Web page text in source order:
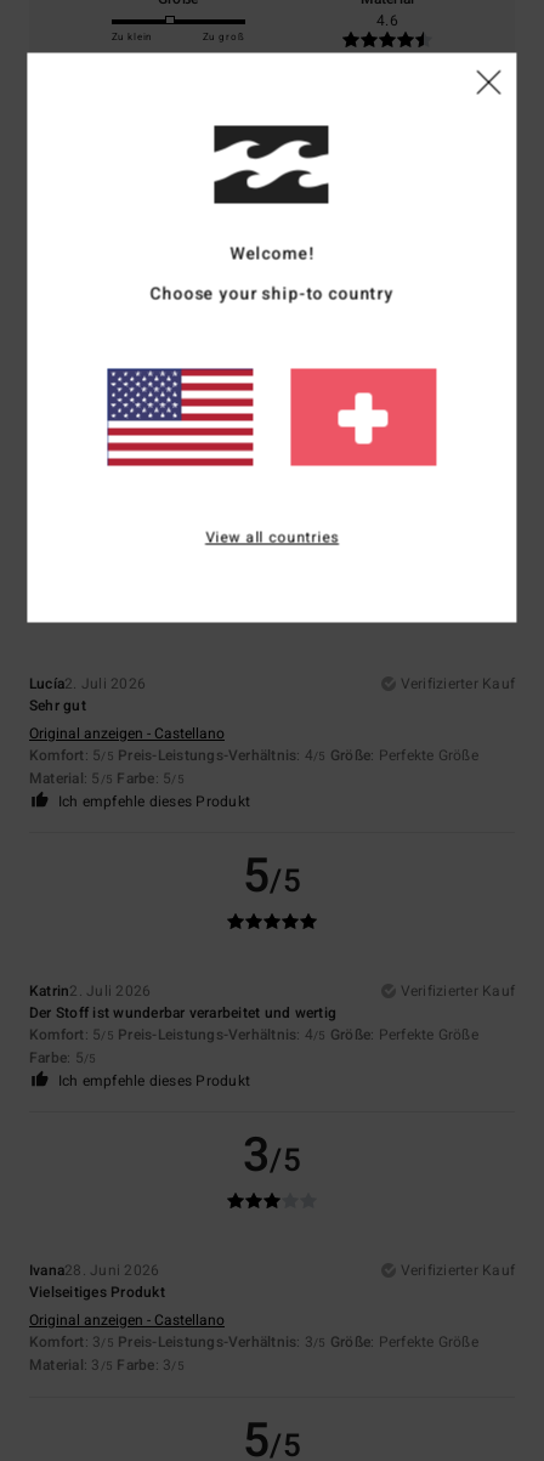
Zu klein Zu groß
4.6
4.8
5/5
10. Juli 2026
Verifizierter Kauf
Hervorragendes Material und perfekte Passform
Original anzeigen - Italiano
/5 Preis-Leistungs-Verhältnis Größe: Perfekte Größe
/5 Farbe: 5/5
5
Lucía2. Juli 2026
Verifizierter Kauf
Sehr gut
Original anzeigen - Castellano
Komfort: 5/5 Preis-Leistungs-Verhältnis: 4/5 Größe: Perfekte Größe
Material: 5 /5 Farbe: 5/5
Ich empfehle dieses Produkt
5/5
Katrin2. Juli 2026
Verifizierter Kauf
Der Stoff ist wunderbar verarbeitet und wertig
Komfort: 5/5 Preis-Leistungs-Verhältnis: 4/5 Größe: Perfekte Größe
Farbe: 5/5
Ich empfehle dieses Produkt
3/5
Ivana28. Juni 2026
Verifizierter Kauf
Vielseitiges Produkt
Original anzeigen - Castellano
Komfort: 3/5 Preis-Leistungs-Verhältnis: 3/5 Größe: Perfekte Größe
Material: 3 /5 Farbe: 3/5
5/5
Welcome!
Choose your ship-to country
View all countries